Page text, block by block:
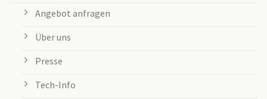
Angebot anfragen
Über uns
Presse
Tech-Info